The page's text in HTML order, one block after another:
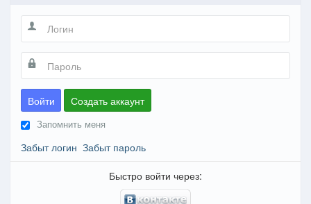
Войти Создать аккаунт
Запомнить меня
Забыт логин Забыт пароль
Быстро войти через: